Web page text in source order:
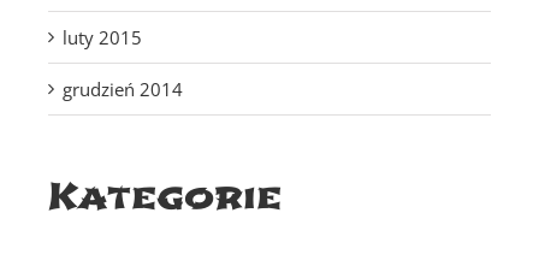
luty 2015
grudzień 2014
Kategorie